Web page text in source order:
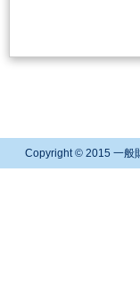
Copyright © 2015 一般